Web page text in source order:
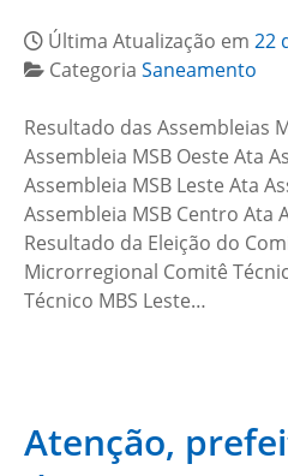
Última Atualização em 22
Categoria Saneamento
Resultado das Assembleias
Assembleia MSB Oeste Ata
Assembleia MSB Leste Ata
Assembleia MSB Centro Ata
Resultado da Eleição do
Microrregional Comitê
Técnico MBS Leste…
Atenção,